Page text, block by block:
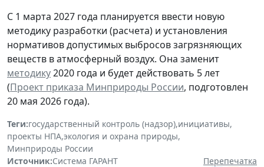
С 1 марта 2027 года планируется ввести новую
методику разработки (расчета) и установления
нормативов допустимых выбросов загрязняющих
веществ в атмосферный воздух. Она заменит
методику2020 года и будет действовать 5 лет
(Проект приказа Минприроды России, подготовлен
20 мая 2026 года).
Теги:государственный контроль (надзор),инициативы,
проекты НПА,экология и охрана природы,
Минприроды России
Источник:Система ГАРАНТ
Перепечатка